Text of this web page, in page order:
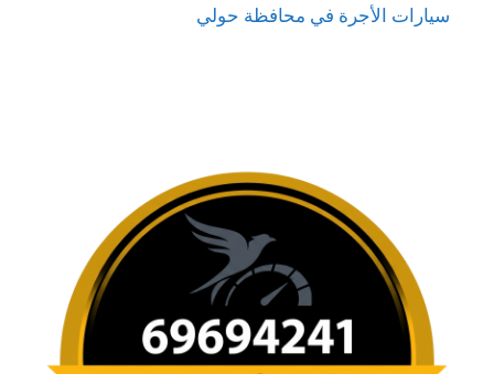
سيارات الأجرة في محافظة حولي